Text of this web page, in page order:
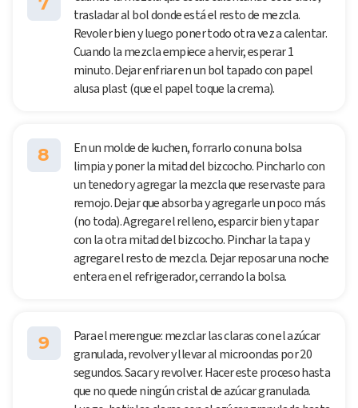
trasladar al bol donde está el resto de mezcla.
Revoler bien y luego poner todo otra vez a calentar.
Cuando la mezcla empiece a hervir, esperar 1
minuto. Dejar enfriar en un bol tapado con papel
alusa plast (que el papel toque la crema).
8
En un molde de kuchen, forrarlo con una bolsa
limpia y poner la mitad del bizcocho. Pincharlo con
un tenedor y agregar la mezcla que reservaste para
remojo. Dejar que absorba y agregarle un poco más
(no toda). Agregar el relleno, esparcir bien y tapar
con la otra mitad del bizcocho. Pinchar la tapa y
agregar el resto de mezcla. Dejar reposar una noche
entera en el refrigerador, cerrando la bolsa.
9
Para el merengue: mezclar las claras con el azúcar
granulada, revolver y llevar al microondas por 20
segundos. Sacar y revolver. Hacer este proceso hasta
que no quede ningún cristal de azúcar granulada.